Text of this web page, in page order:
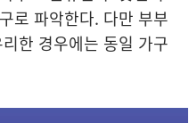
로 파악한다. 다만 부부
한 경우에는 동일 가구